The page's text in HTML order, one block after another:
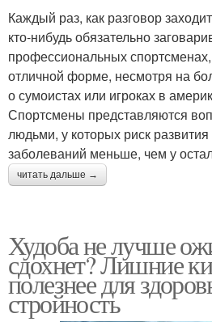
Каждый раз, как разговор
кто-нибудь обязательно
профессиональных
отличной форме, несмотря на
о сумоистах или игроках в
Спортсмены представляются
людьми, у которых риск
заболеваний меньше, чем у
читать дальше →
Худоба не лучше
сдохнет? Лишние
полезнее для
стройность